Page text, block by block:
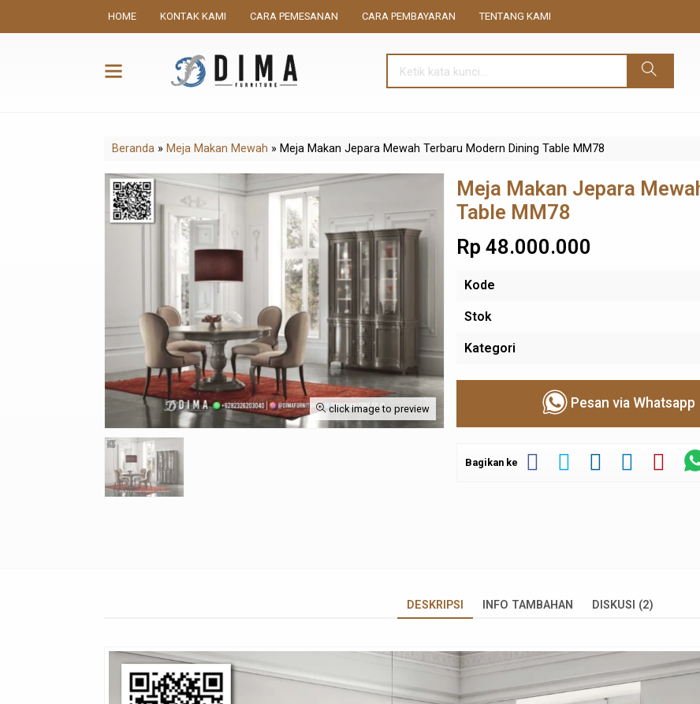
HOME KONTAK KAMI CARA PEMESANAN CARA PEMBAYARAN TENTANG KAMI
Beranda » Meja Makan Mewah » Meja Makan Jepara Mewah Terbaru Modern Dining Table MM78
click image to preview
Meja Makan Jepara
Table MM78
Rp 48.000.000
Kode
Stok
Kategori
Pesan via Whatsapp
Bagikan ke
DESKRIPSI INFO TAMBAHAN DISKUSI (2)